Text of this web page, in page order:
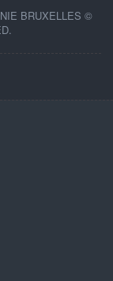
BRUXELLES ©